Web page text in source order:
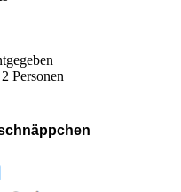
Personen